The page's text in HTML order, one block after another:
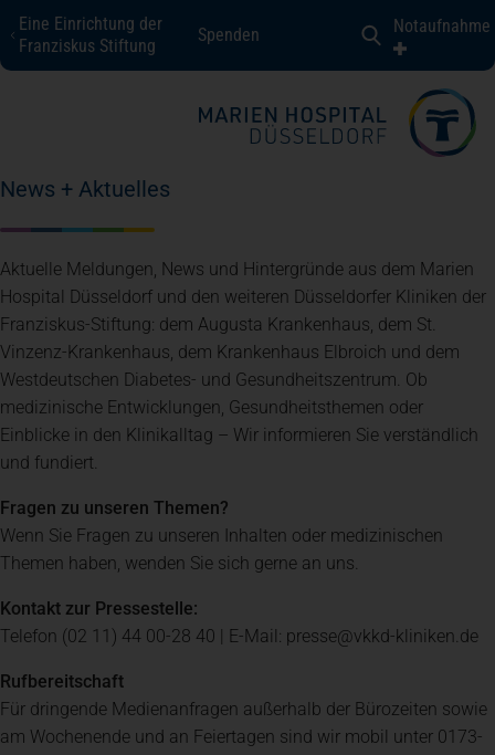
Eine Einrichtung der
Franziskus Stiftung
Spenden Notaufnahme
Marien Hospital Düsseldorf
Über uns
Karriere
Kontakt
Spenden+ Helfen
News
Spenden + Helfen
News + Aktuelles
Aktuelle Meldungen, News und Hintergründe aus dem Marien
Hospital Düsseldorf und den weiteren Düsseldorfer Kliniken der
Franziskus-Stiftung: dem Augusta Krankenhaus, dem St.
Vinzenz-Krankenhaus, dem Krankenhaus Elbroich und dem
Westdeutschen Diabetes- und Gesundheitszentrum. Ob
medizinische Entwicklungen, Gesundheitsthemen oder
Einblicke in den Klinikalltag – Wir informieren Sie verständlich
und fundiert.
Fragen zu unseren Themen?
Wenn Sie Fragen zu unseren Inhalten oder medizinischen
Themen haben, wenden Sie sich gerne an uns.
Kontakt zur Pressestelle:
Telefon (02 11) 44 00-28 40 | E-Mail: presse@vkkd-kliniken.de
Rufbereitschaft
Für dringende Medienanfragen außerhalb der Bürozeiten sowie
am Wochenende und an Feiertagen sind wir mobil unter 0173-